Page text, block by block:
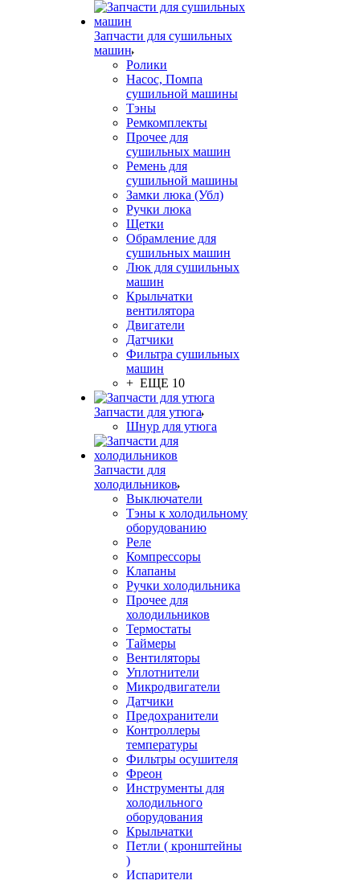
Запчасти для сушильных
машин
Ролики
Насос, Помпа
сушильной машины
Тэны
Ремкомплекты
Прочее для
сушильных машин
Ремень для
сушильной машины
Замки люка (Убл)
Ручки люка
Щетки
Обрамление для
сушильных машин
Люк для сушильных
машин
Крыльчатки
вентилятора
Двигатели
Датчики
Фильтра сушильных
машин
+ ЕЩЕ 10
Запчасти для утюга
Шнур для утюга
Запчасти для
холодильников
Выключатели
Тэны к холодильному
оборудованию
Реле
Компрессоры
Клапаны
Ручки холодильника
Прочее для
холодильников
Термостаты
Таймеры
Вентиляторы
Уплотнители
Микродвигатели
Датчики
Предохранители
Контроллеры
температуры
Фильтры осушителя
Фреон
Инструменты для
холодильного
оборудования
Крыльчатки
Петли ( кронштейны
)
Испарители